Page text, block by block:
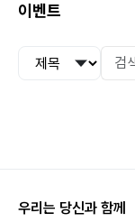
이벤트
우리는 당신과 함께